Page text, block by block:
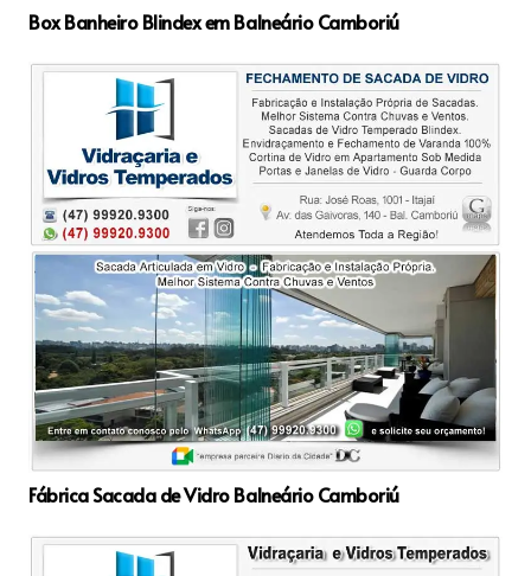
Box Banheiro Blindex em Balneário Camboriú
Fábrica Sacada de Vidro Balneário Camboriú